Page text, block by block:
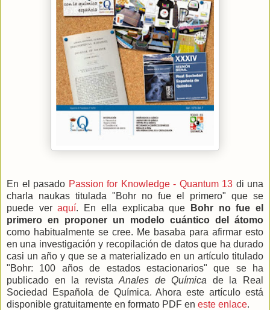
En el pasado Passion for Knowledge - Quantum 13 di una
charla naukas titulada "Bohr no fue el primero" que se
puede veraquí. En ella explicaba que
Bohr no fue el
primero en proponer un modelo cuántico del átomo
como habitualmente se cree. Me basaba para afirmar esto
en una investigación y recopilación de datos que ha durado
casi un año y que se a materializado en un artículo titulado
"Bohr: 100 años de estados estacionarios" que se ha
publicado en la revistaAnales de Química de la Real
Sociedad Española de Química. Ahora este artículo está
disponible gratuitamente en formato PDF en este enlace.